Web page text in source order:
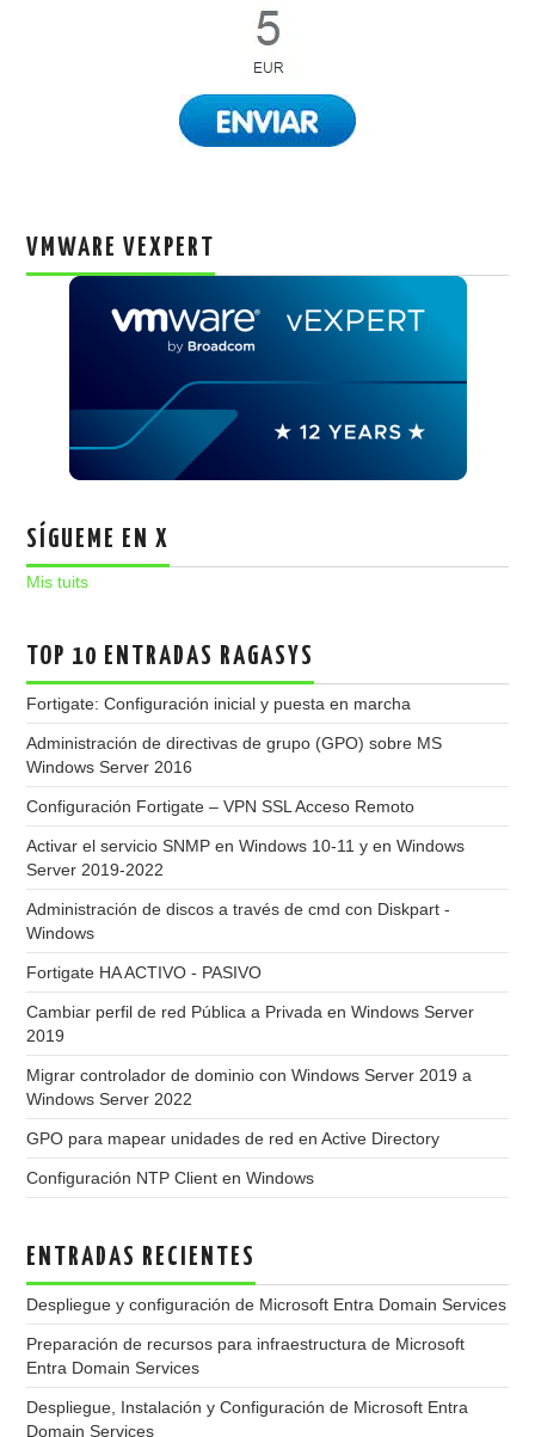
VMWARE VEXPERT
SÍGUEME EN X
Mis tuits
TOP 10 ENTRADAS RAGASYS
Fortigate: Configuración inicial y puesta en marcha
Administración de directivas de grupo (GPO) sobre MS
Windows Server 2016
Configuración Fortigate – VPN SSL Acceso Remoto
Activar el servicio SNMP en Windows 10-11 y en Windows
Server 2019-2022
Administración de discos a través de cmd con Diskpart -
Windows
Fortigate HA ACTIVO - PASIVO
Cambiar perfil de red Pública a Privada en Windows Server
2019
Migrar controlador de dominio con Windows Server 2019 a
Windows Server 2022
GPO para mapear unidades de red en Active Directory
Configuración NTP Client en Windows
ENTRADAS RECIENTES
Despliegue y configuración de Microsoft Entra Domain Services
Preparación de recursos para infraestructura de Microsoft
Entra Domain Services
Despliegue, Instalación y Configuración de Microsoft Entra
Domain Services